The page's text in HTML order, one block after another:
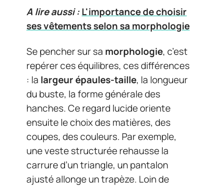
A lire aussi :L'importance de choisir
ses vêtements selon sa morphologie
Se pencher sur sa morphologie, c’est
repérer ces équilibres, ces différences
: la largeur épaules-taille, la longueur
du buste, la forme générale des
hanches. Ce regard lucide oriente
ensuite le choix des matières, des
coupes, des couleurs. Par exemple,
une veste structurée rehausse la
carrure d’un triangle, un pantalon
ajusté allonge un trapèze. Loin de